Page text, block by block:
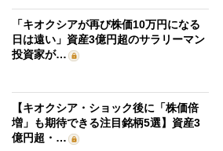
「キオクシアが再び株価10万円になる
日は遠い」資産3億円超のサラリーマン
投資家が…
【キオクシア・ショック後に「株価倍
増」も期待できる注目銘柄5選】資産3
億円超・…